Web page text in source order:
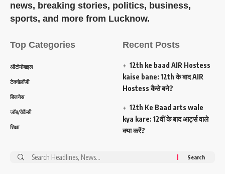
news, breaking stories, politics, business,
sports, and more from Lucknow.
Top Categories
ऑटोमोबाइल
टेक्नोलॉजी
बिजनेस
जॉब/वेकैंसी
शिक्षा
Recent Posts
12th ke baad AIR Hostess
kaise bane: 12th के बाद AIR
Hostess कैसे बने?
12th Ke Baad arts wale
kya kare: 12वीं के बाद आर्ट्स वाले
क्या करें?
Search